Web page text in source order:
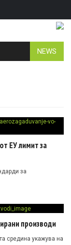
NEWS
ЕУ лимит за
за
производи
средина укажува на